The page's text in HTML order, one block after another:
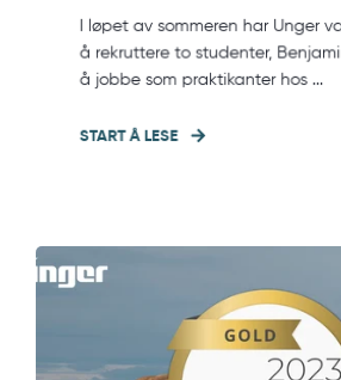
I løpet av sommeren har Unger
å rekruttere to studenter,
å jobbe som praktikanter hos ...
START Å LESE